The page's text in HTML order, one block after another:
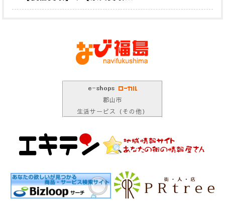
郡山市
生活サービス（その他）